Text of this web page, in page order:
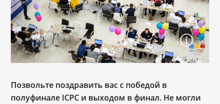
Позвольте поздравить вас с победой в
полуфинале ICPC и выходом в финал. Не могли